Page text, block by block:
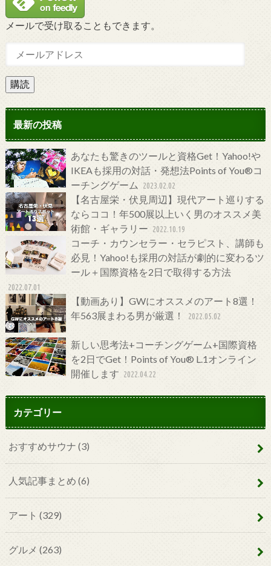
メールで受け取ることもできます。
購読
最新の投稿
あなたも驚きのツールと資格Get！Yahoo!や
IKEAも採用の対話・発想法Points of You®コ
ーチングゲーム
2023.02.02
【名古屋栄・伏見周辺】現代アート巡りする
ならココ！年500展以上いく男のオススメ美
術館・ギャラリー 2022.10.19
コーチ・カウンセラー・セラピスト、講師も
必見！Yahoo!も採用の対話が劇的に変わるツ
ール＋国際資格を2日で取得する方法
2022.07.01
【動画あり】GWにオススメのアート8選！
年563展まわる男が厳選！
2022.05.02
新しい思考法+コーチングゲーム+国際資格
を2日でGet！Points of You® L.1オンライン
開催します 2022.04.22
カテゴリー
おすすめサウナ (3)
人気記事まとめ (6)
アート (329)
グルメ (263)